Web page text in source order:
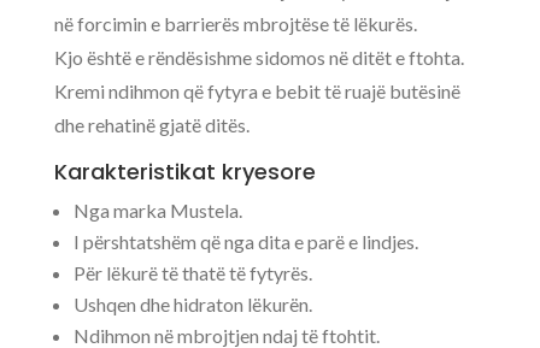
në forcimin e barrierës mbrojtëse të lëkurës.
Kjo është e rëndësishme sidomos në ditët e ftohta.
Kremi ndihmon që fytyra e bebit të ruajë butësinë
dhe rehatinë gjatë ditës.
Karakteristikat kryesore
Nga marka Mustela.
I përshtatshëm që nga dita e parë e lindjes.
Për lëkurë të thatë të fytyrës.
Ushqen dhe hidraton lëkurën.
Ndihmon në mbrojtjen ndaj të ftohtit.